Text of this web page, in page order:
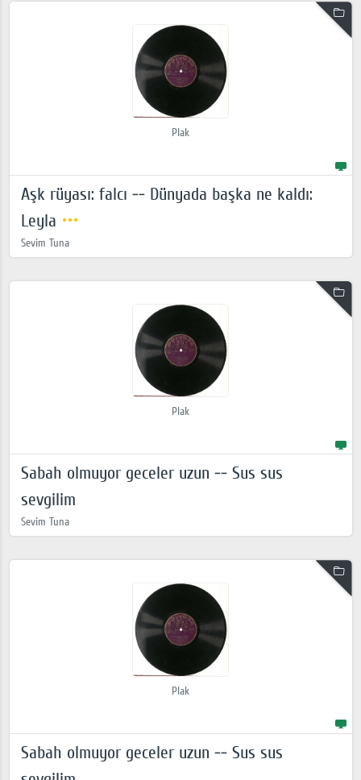
Plak
Aşk rüyası: falcı -- Dünyada başka ne kaldı:
Leyla
Sevim Tuna
Plak
Sabah olmuyor geceler uzun -- Sus sus
sevgilim
Sevim Tuna
Plak
Sabah olmuyor geceler uzun -- Sus sus